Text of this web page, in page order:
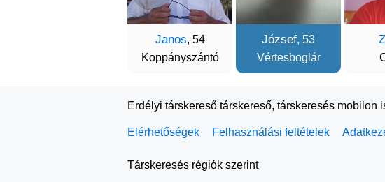
Janos, 54
Koppányszántó
József, 53
Vértesboglár
Erdélyi társkereső társkereső, társkeresés mobilon
Elérhetőségek Felhasználási feltételek
Társkeresés régiók szerint